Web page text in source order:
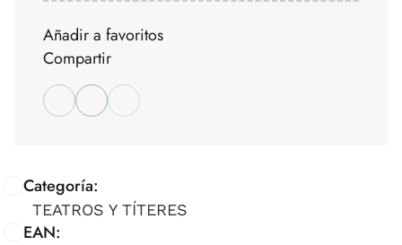
Categoría:
TEATROS Y TÍTERES
EAN:
Añadir a favoritos
Compartir